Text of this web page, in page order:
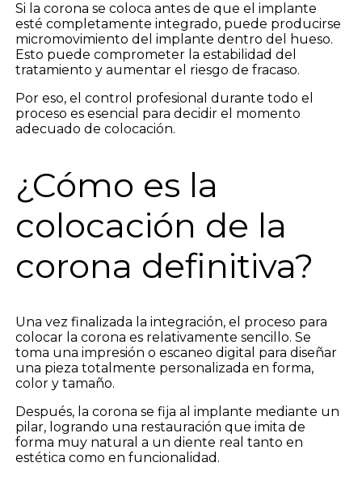
Si la corona se coloca antes de que el implante
esté completamente integrado, puede producirse
micromovimiento del implante dentro del hueso.
Esto puede comprometer la estabilidad del
tratamiento y aumentar el riesgo de fracaso.
Por eso, el control profesional durante todo el
proceso es esencial para decidir el momento
adecuado de colocación.
¿Cómo es la
colocación de la
corona definitiva?
Una vez finalizada la integración, el proceso para
colocar la corona es relativamente sencillo. Se
toma una impresión o escaneo digital para diseñar
una pieza totalmente personalizada en forma,
color y tamaño.
Después, la corona se fija al implante mediante un
pilar, logrando una restauración que imita de
forma muy natural a un diente real tanto en
estética como en funcionalidad.